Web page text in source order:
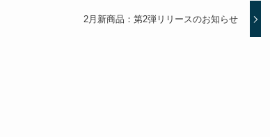
2月新商品：第2弾リリースのお知らせ